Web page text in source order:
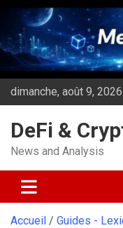
Aller
contenu
dimanche, août 9, 2026
DeFi &
News and Analysis
Accueil Guides -